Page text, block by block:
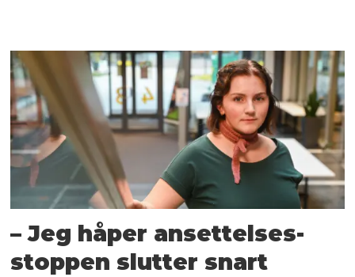
– Jeg håper ansettelses­
stoppen slutter snart